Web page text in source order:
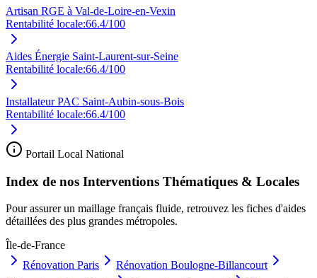
Artisan RGE à Val-de-Loire-en-Vexin
Rentabilité locale:66.4/100
Aides Énergie Saint-Laurent-sur-Seine
Rentabilité locale:66.4/100
Installateur PAC Saint-Aubin-sous-Bois
Rentabilité locale:66.4/100
Portail Local National
Index de nos Interventions Thématiques & Locales
Pour assurer un maillage français fluide, retrouvez les fiches d'aides
détaillées des plus grandes métropoles.
Île-de-France
Rénovation Paris Rénovation Boulogne-Billancourt